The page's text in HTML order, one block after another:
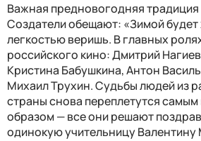
Важная предновогодняя
Создатели обещают: «Зимой
легкостью веришь. В главных
российского кино: Дмитрий
Кристина Бабушкина, Антон
Михаил Трухин. Судьбы людей из
страны снова переплетутся
образом — все они решают
одинокую учительницу Валентину